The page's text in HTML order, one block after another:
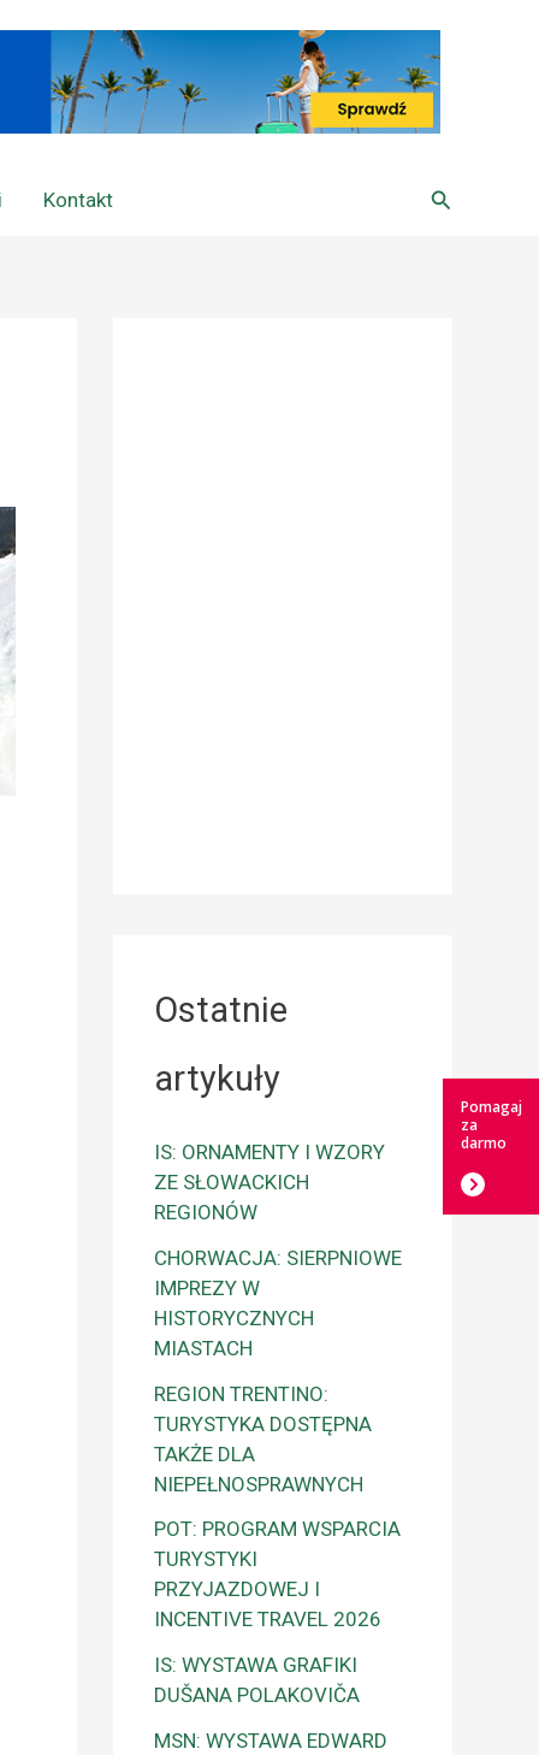
Kontakt Szukaj
Ostatnie
artykuły
IS: ORNAMENTY I WZORY
ZE SŁOWACKICH
REGIONÓW
CHORWACJA: SIERPNIOWE
IMPREZY W
HISTORYCZNYCH
MIASTACH
REGION TRENTINO:
TURYSTYKA DOSTĘPNA
TAKŻE DLA
NIEPEŁNOSPRAWNYCH
POT: PROGRAM WSPARCIA
TURYSTYKI
PRZYJAZDOWEJ I
INCENTIVE TRAVEL 2026
IS: WYSTAWA GRAFIKI
DUŠANA POLAKOVIČA
MSN: WYSTAWA EDWARD
Pomagaj
za
darmo